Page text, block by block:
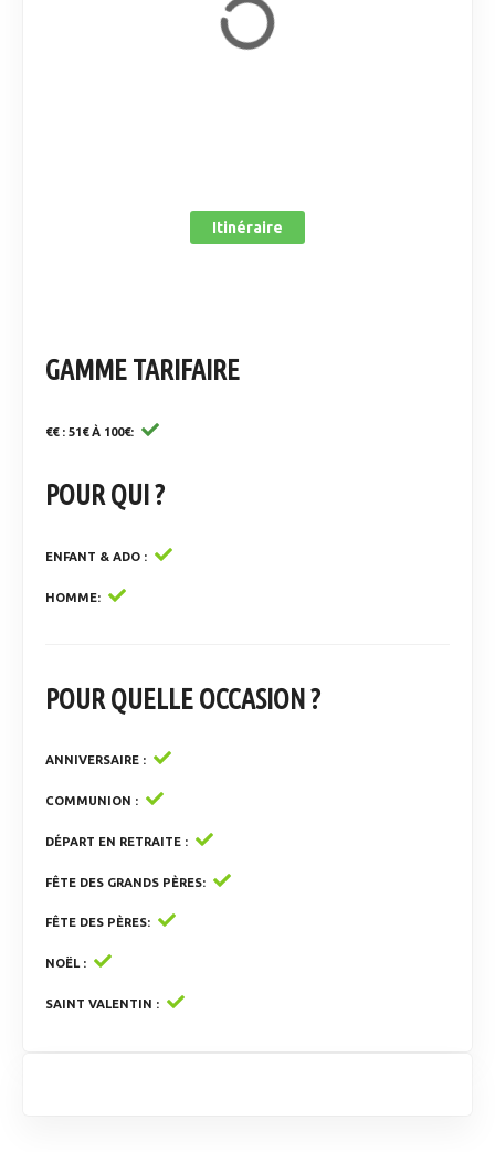
Itinéraire
GAMME TARIFAIRE
€€ : 51€ À 100€
POUR QUI ?
ENFANT & ADO
HOMME
POUR QUELLE OCCASION ?
ANNIVERSAIRE
COMMUNION
DÉPART EN RETRAITE
FÊTE DES GRANDS PÈRES
FÊTE DES PÈRES
NOËL
SAINT VALENTIN